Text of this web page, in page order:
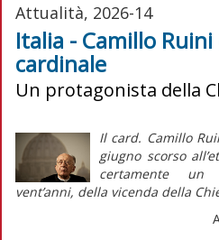
Attualità, 2026-14
Italia - Camillo
cardinale
Un protagonista della
Il card. Camillo
giugno scorso
certamente un
vent’anni, della vicenda della